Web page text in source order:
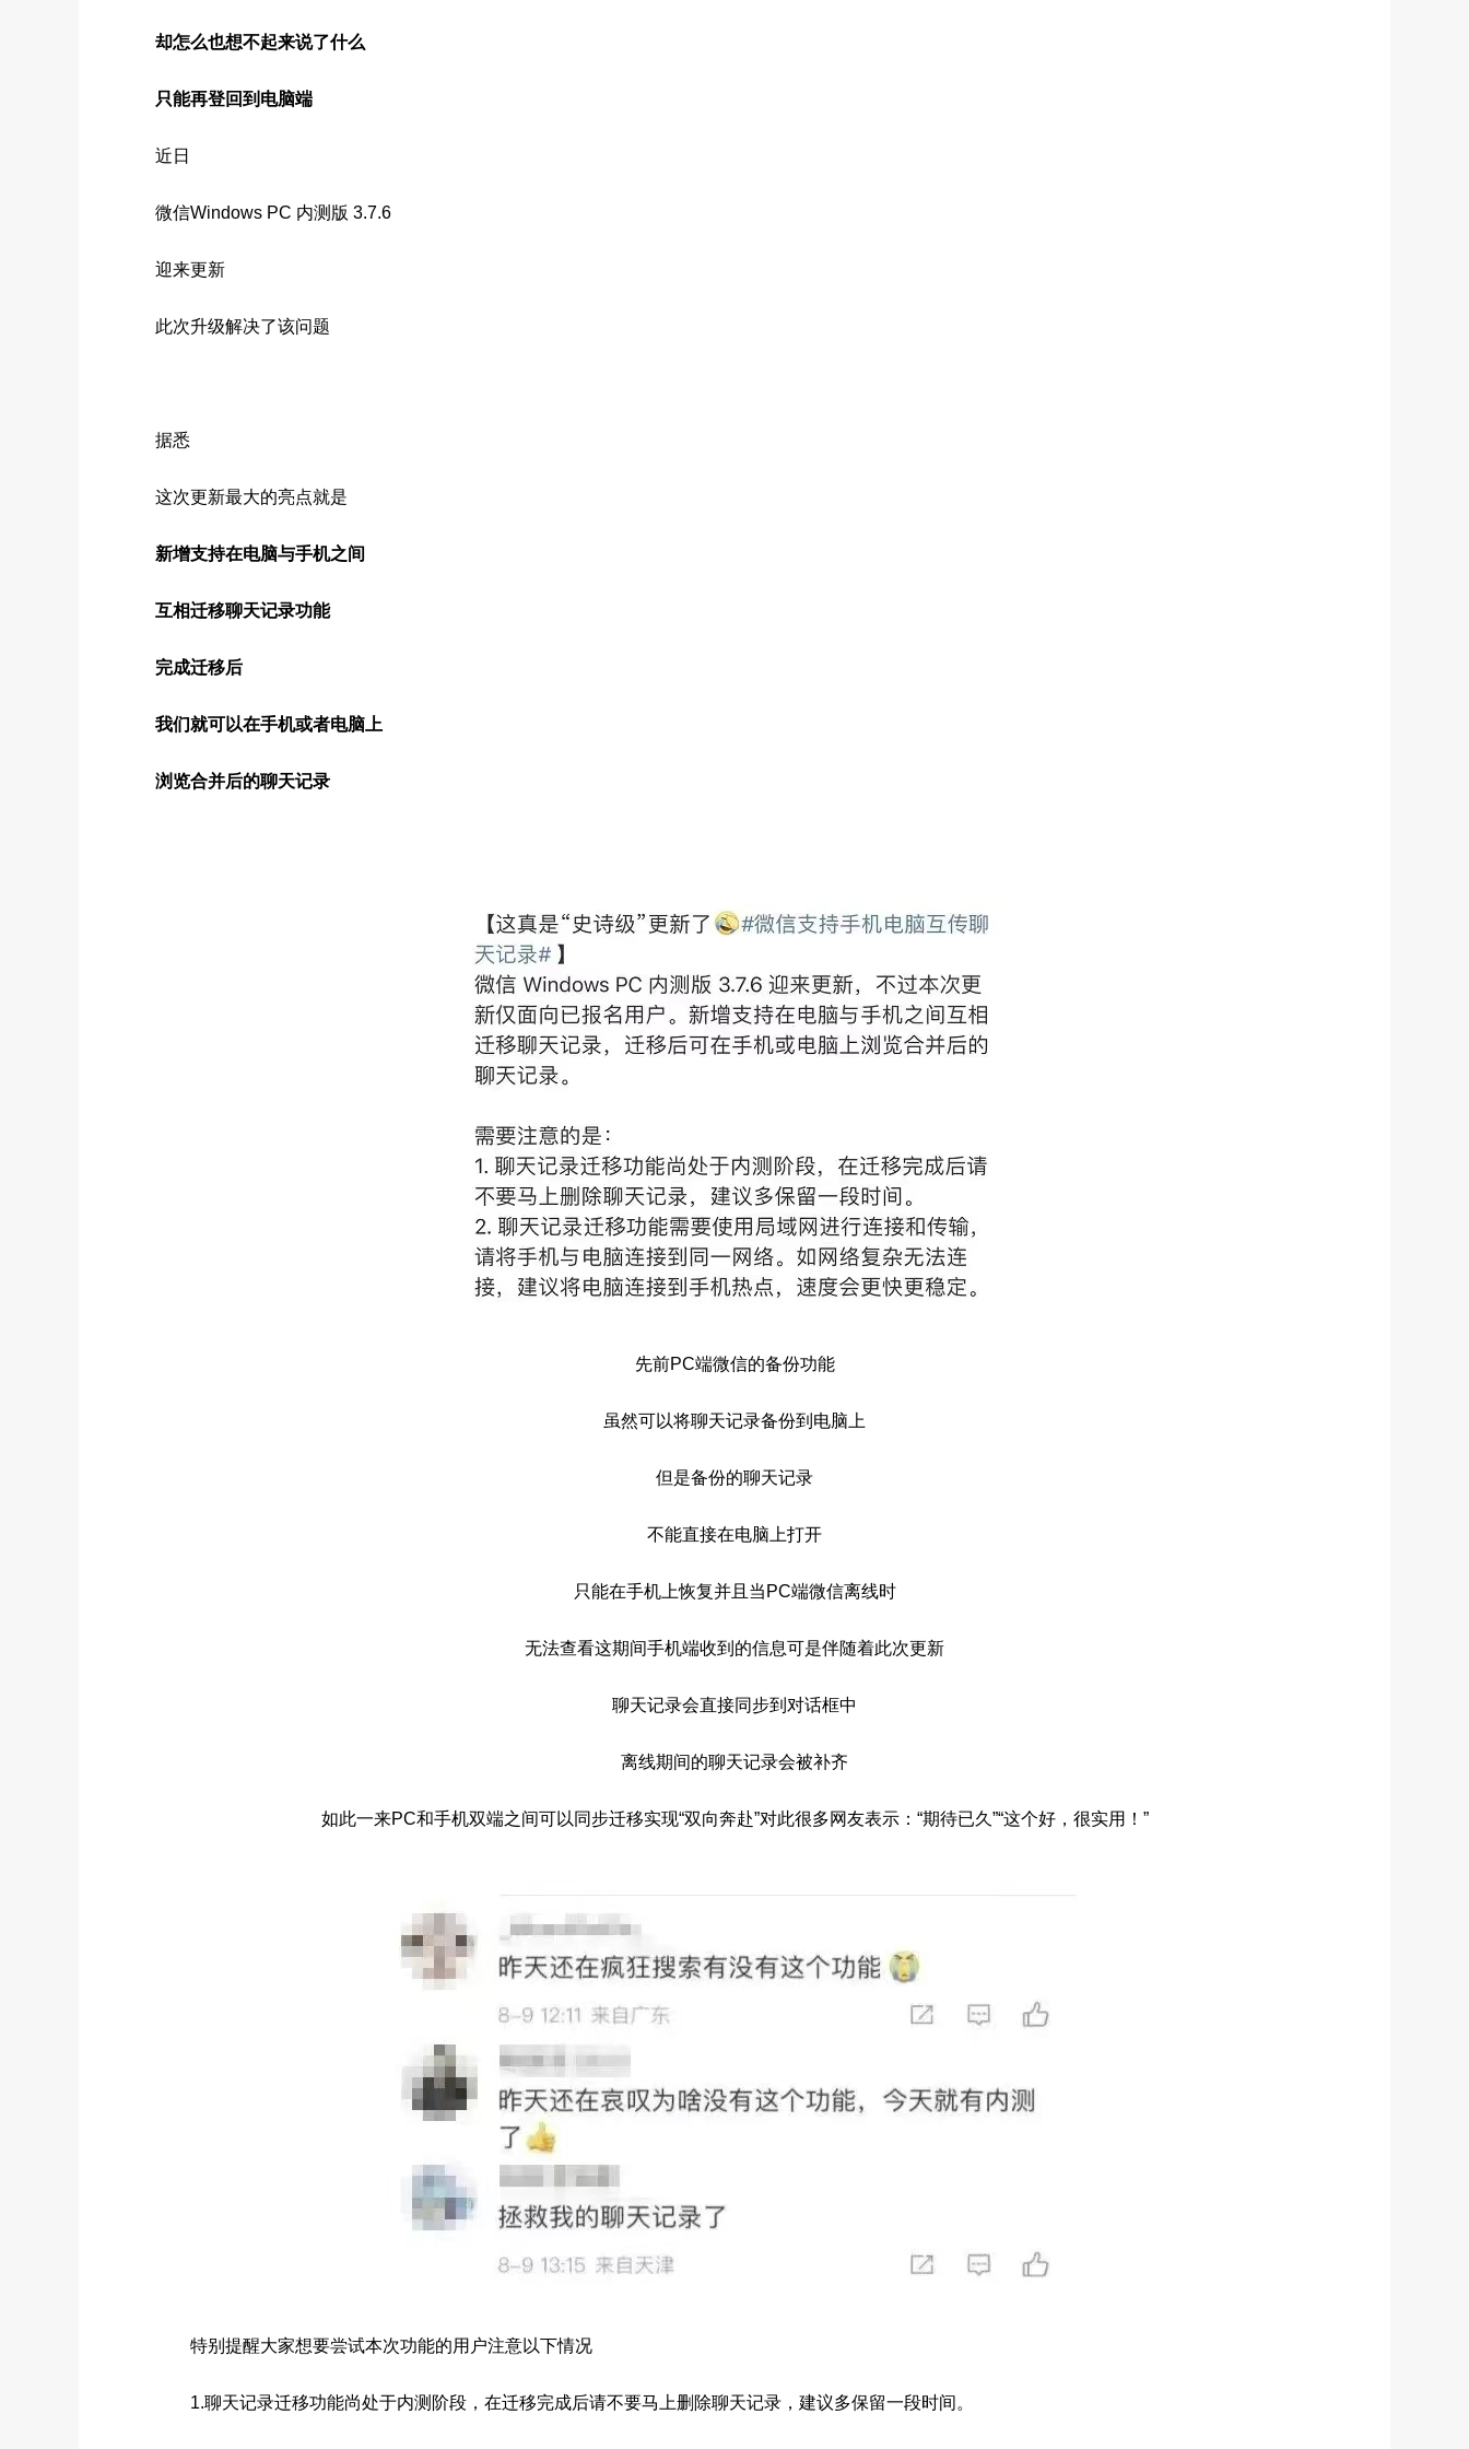
却怎么也想不起来说了什么
只能再登回到电脑端
近日
微信Windows PC 内测版 3.7.6
迎来更新
此次升级解决了该问题
据悉
这次更新最大的亮点就是
新增支持在电脑与手机之间
互相迁移聊天记录功能
完成迁移后
我们就可以在手机或者电脑上
浏览合并后的聊天记录
先前PC端微信的备份功能
虽然可以将聊天记录备份到电脑上
但是备份的聊天记录
不能直接在电脑上打开
只能在手机上恢复并且当PC端微信离线时
无法查看这期间手机端收到的信息可是伴随着此次更新
聊天记录会直接同步到对话框中
离线期间的聊天记录会被补齐
如此一来PC和手机双端之间可以同步迁移实现“双向奔赴”对此很多网友表示：“期待已久”“这个好，很实用！”
特别提醒大家想要尝试本次功能的用户注意以下情况
1.聊天记录迁移功能尚处于内测阶段，在迁移完成后请不要马上删除聊天记录，建议多保留一段时间。